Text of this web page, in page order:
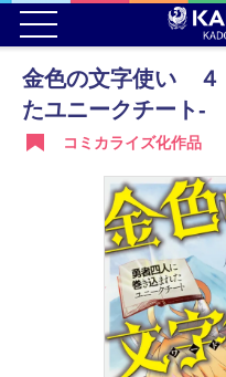
金色の文字使い ４
たユニークチート‐
コミカライズ化作品